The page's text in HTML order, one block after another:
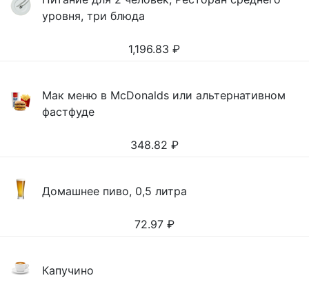
уровня, три блюда
1,196.83 ₽
Мак меню в McDonalds или альтернативном
фастфуде
348.82 ₽
Домашнее пиво, 0,5 литра
72.97 ₽
Капучино